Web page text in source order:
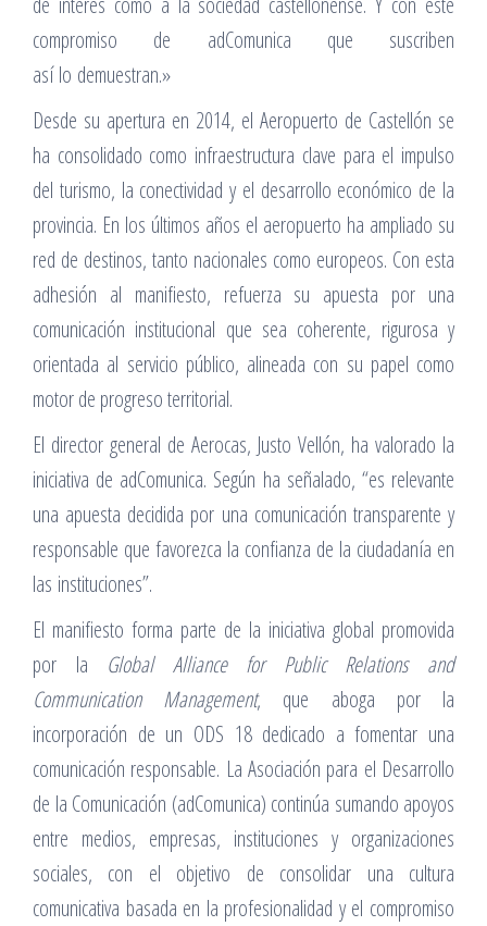
compromiso de adComunica que suscriben
así lo demuestran.»
Desde su apertura en 2014, el Aeropuerto de Castellón se
ha consolidado como infraestructura clave para el impulso
del turismo, la conectividad y el desarrollo económico de la
provincia. En los últimos años el aeropuerto ha ampliado su
red de destinos, tanto nacionales como europeos. Con esta
adhesión al manifiesto, refuerza su apuesta por una
comunicación institucional que sea coherente, rigurosa y
orientada al servicio público, alineada con su papel como
motor de progreso territorial.
El director general de Aerocas, Justo Vellón, ha valorado la
iniciativa de adComunica. Según ha señalado, “es relevante
una apuesta decidida por una comunicación transparente y
responsable que favorezca la confianza de la ciudadanía en
las instituciones”.
El manifiesto forma parte de la iniciativa global promovida
por la Global Alliance for Public Relations and
Communication Management, que aboga por la
incorporación de un ODS 18 dedicado a fomentar una
comunicación responsable. La Asociación para el Desarrollo
de la Comunicación (adComunica) continúa sumando apoyos
entre medios, empresas, instituciones y organizaciones
sociales, con el objetivo de consolidar una cultura
comunicativa basada en la profesionalidad y el compromiso